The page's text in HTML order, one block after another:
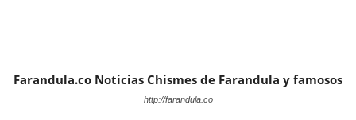
Farandula.co Noticias Chismes de Farandula y famosos
http://farandula.co